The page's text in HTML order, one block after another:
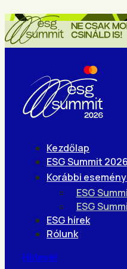
Kezdőlap
ESG Summit 2026
Korábbi
ESG
ESG
ESG hírek
Rólunk
Hírlevél